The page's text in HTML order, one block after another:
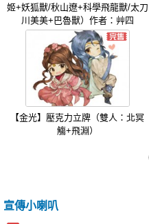
姬+妖狐獸/秋山遼+科學飛龍獸/太刀
川美美+巴魯獸）作者：艸四
【金光】壓克力立牌（雙人：北冥
觴+飛淵）
宣傳小喇叭